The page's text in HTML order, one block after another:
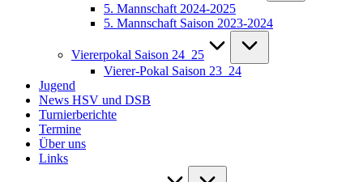
5. Mannschaft 2024-2025
5. Mannschaft Saison 2023-2024
Viererpokal Saison 24_25
Vierer-Pokal Saison 23_24
Jugend
News HSV und DSB
Turnierberichte
Termine
Über uns
Links